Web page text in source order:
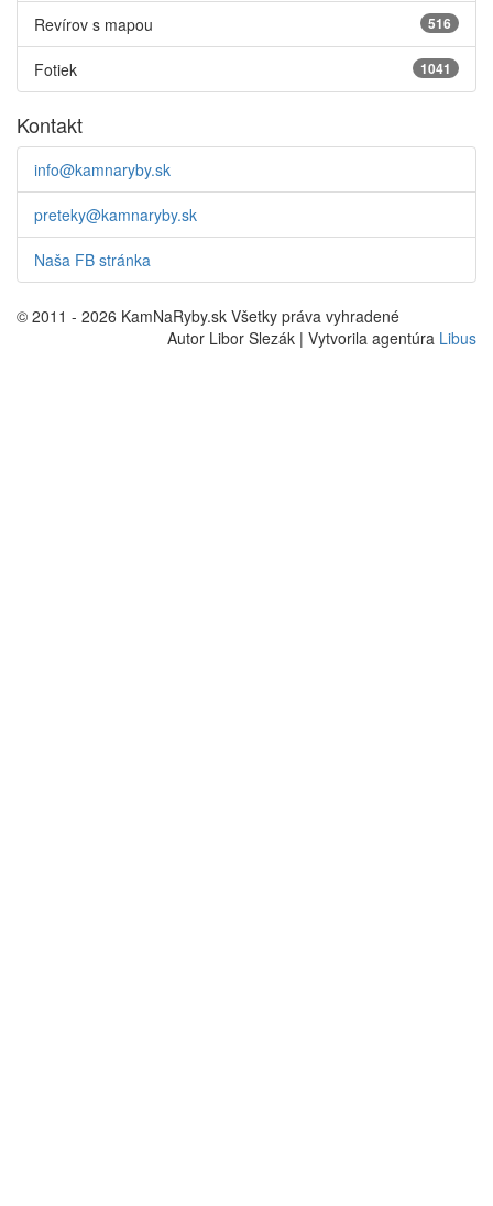
516
Revírov s mapou
1041
Fotiek
Kontakt
info@kamnaryby.sk
preteky@kamnaryby.sk
Naša FB stránka
© 2011 - 2026 KamNaRyby.sk Všetky práva vyhradené
Autor Libor Slezák | Vytvorila agentúra Libus